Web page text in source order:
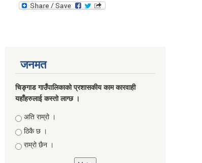
जनमत
चिङ्गाड गाउँपालिकाको प्रशासकीय काम कारवाही
यहाँहरुलाई कस्तो लाग्छ ।
Choices
अति राम्रो ।
ठिकै छ ।
राम्रो छैन ।